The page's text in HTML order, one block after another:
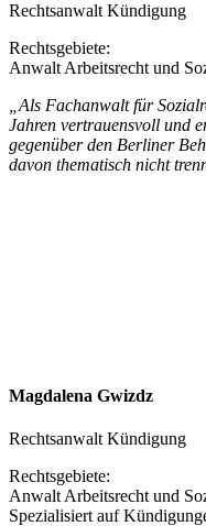
Rechtsanwalt Kündigung
Rechtsgebiete:
Anwalt Arbeitsrecht und
„Als Fachanwalt für
Jahren vertrauensvoll und
gegenüber den Berliner
davon thematisch nicht
Magdalena Gwizdz
Rechtsanwalt Kündigung
Rechtsgebiete:
Anwalt Arbeitsrecht und
Spezialisiert auf